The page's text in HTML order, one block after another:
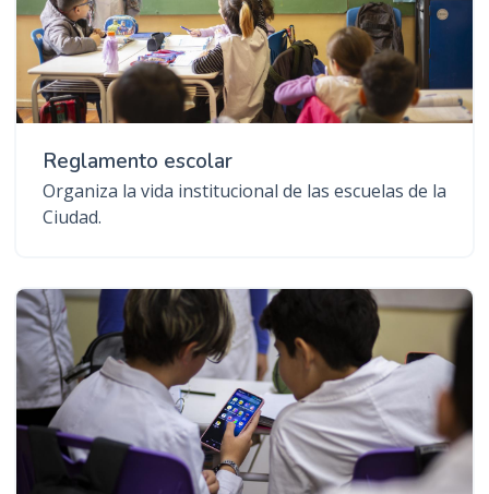
Reglamento escolar
Organiza la vida institucional de las escuelas de la
Ciudad.